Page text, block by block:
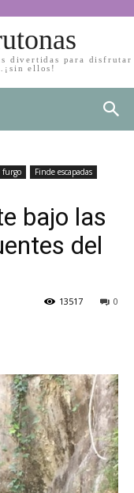
divertidas para disfrutar
ellos!
furgo
Finde escapadas
bajo las
del
0
13517